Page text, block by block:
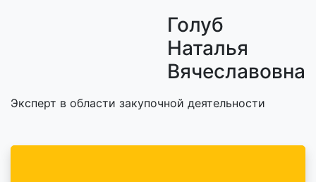
Голуб
Наталья
Вячеславовна
Эксперт в области закупочной деятельности